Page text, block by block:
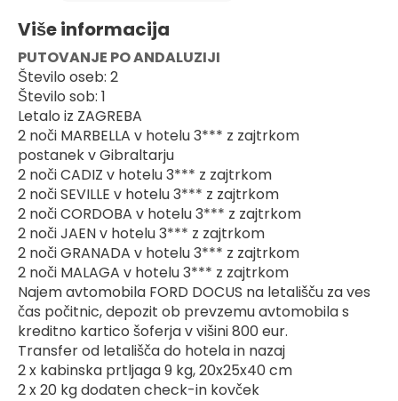
Više informacija
PUTOVANJE PO ANDALUZIJI
Število oseb: 2
Število sob: 1
Letalo iz ZAGREBA
2 noči MARBELLA v hotelu 3*** z zajtrkom
postanek v Gibraltarju
2 noči CADIZ v hotelu 3*** z zajtrkom
2 noči SEVILLE v hotelu 3*** z zajtrkom
2 noči CORDOBA v hotelu 3*** z zajtrkom
2 noči JAEN v hotelu 3*** z zajtrkom
2 noči GRANADA v hotelu 3*** z zajtrkom
2 noči MALAGA v hotelu 3*** z zajtrkom
Najem avtomobila FORD DOCUS na letališču za ves
čas počitnic, depozit ob prevzemu avtomobila s
kreditno kartico šoferja v višini 800 eur.
Transfer od letališča do hotela in nazaj
2 x kabinska prtljaga 9 kg, 20x25x40 cm
2 x 20 kg dodaten check-in kovček